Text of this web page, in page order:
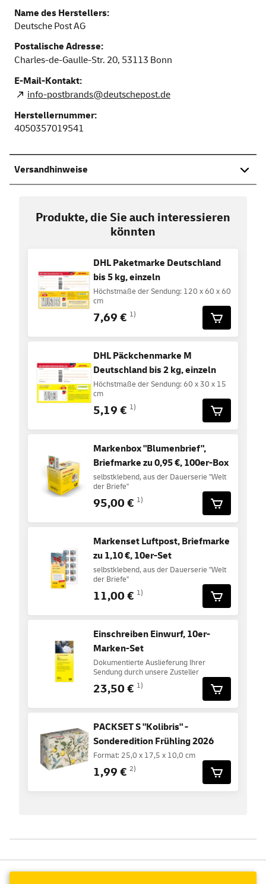
Name des Herstellers:
Deutsche Post AG
Postalische Adresse:
Charles-de-Gaulle-Str. 20, 53113 Bonn
E-Mail-Kontakt:
info-postbrands@deutschepost.de
Herstellernummer:
4050357019541
Versandhinweise
Produkte, die Sie auch interessieren
könnten
DHL Paketmarke Deutschland
bis 5 kg, einzeln
Höchstmaße der Sendung: 120 x 60 x 60
cm
7,69 € 1)
DHL Päckchenmarke M
Deutschland bis 2 kg, einzeln
Höchstmaße der Sendung: 60 x 30 x 15
cm
5,19 € 1)
Markenbox "Blumenbrief",
Briefmarke zu 0,95 €, 100er-Box
selbstklebend, aus der Dauerserie "Welt
der Briefe"
95,00 € 1)
Markenset Luftpost, Briefmarke
zu 1,10 €, 10er-Set
selbstklebend, aus der Dauerserie "Welt
der Briefe"
11,00 € 1)
Einschreiben Einwurf, 10er-
Marken-Set
Dokumentierte Auslieferung Ihrer
Sendung durch unsere Zusteller
23,50 € 1)
PACKSET S "Kolibris" -
Sonderedition Frühling 2026
Format: 25,0 x 17,5 x 10,0 cm
1,99 € 2)